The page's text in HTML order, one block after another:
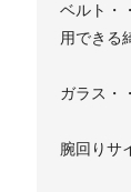
ベルト・
用できる
ガラス・
腕回りサ